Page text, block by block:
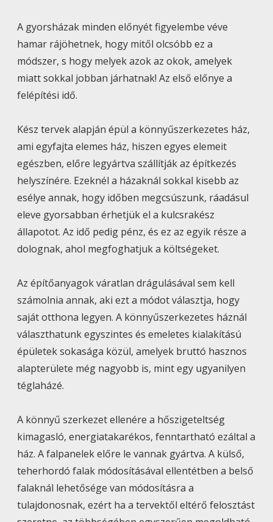
A gyorsházak minden előnyét figyelembe véve
hamar rájöhetnek, hogy mitől olcsóbb ez a
módszer, s hogy melyek azok az okok, amelyek
miatt sokkal jobban járhatnak! Az első előnye a
felépítési idő.
Kész tervek alapján épül a könnyűszerkezetes ház,
ami egyfajta elemes ház, hiszen egyes elemeit
egészben, előre legyártva szállítják az építkezés
helyszínére. Ezeknél a házaknál sokkal kisebb az
esélye annak, hogy időben megcsúszunk, ráadásul
eleve gyorsabban érhetjük el a kulcsrakész
állapotot. Az idő pedig pénz, és ez az egyik része a
dolognak, ahol megfoghatjuk a költségeket.
Az építőanyagok váratlan drágulásával sem kell
számolnia annak, aki ezt a módot választja, hogy
saját otthona legyen. A könnyűszerkezetes háznál
választhatunk egyszintes és emeletes kialakítású
épületek sokasága közül, amelyek bruttó hasznos
alapterülete még nagyobb is, mint egy ugyanilyen
téglaházé.
A könnyű szerkezet ellenére a hőszigeteltség
kimagasló, energiatakarékos, fenntartható ezáltal a
ház. A falpanelek előre le vannak gyártva. A külső,
teherhordó falak módosításával ellentétben a belső
falaknál lehetősége van módosításra a
tulajdonosnak, ezért ha a tervektől eltérő felosztást